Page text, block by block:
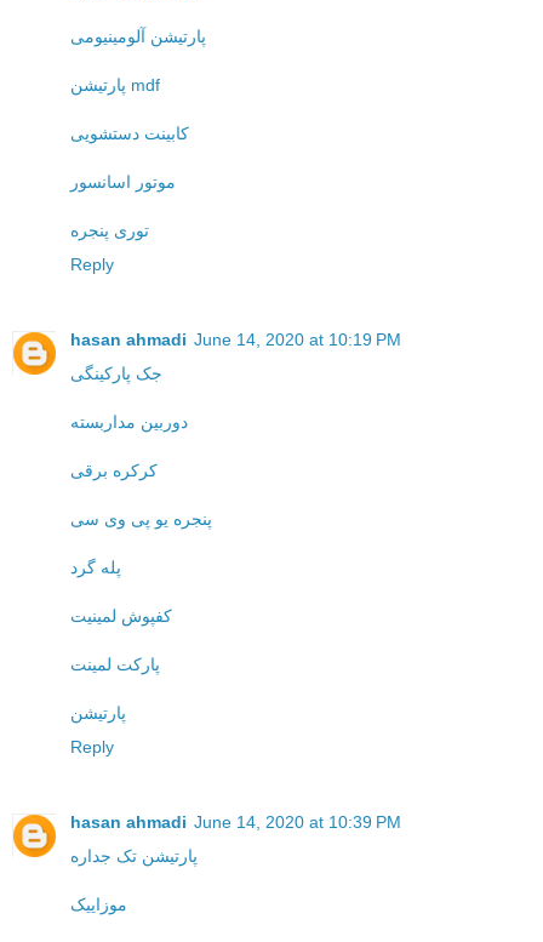
پارتیشن آلومینیومی
پارتیشن mdf
کابینت دستشویی
موتور اسانسور
توری پنجره
Reply
hasan ahmadi June 14, 2020 at 10:19 PM
جک پارکینگی
دوربین مداربسته
کرکره برقی
پنجره یو پی وی سی
پله گرد
کفپوش لمینیت
پارکت لمینت
پارتیشن
Reply
hasan ahmadi June 14, 2020 at 10:39 PM
پارتیشن تک جداره
موزاییک